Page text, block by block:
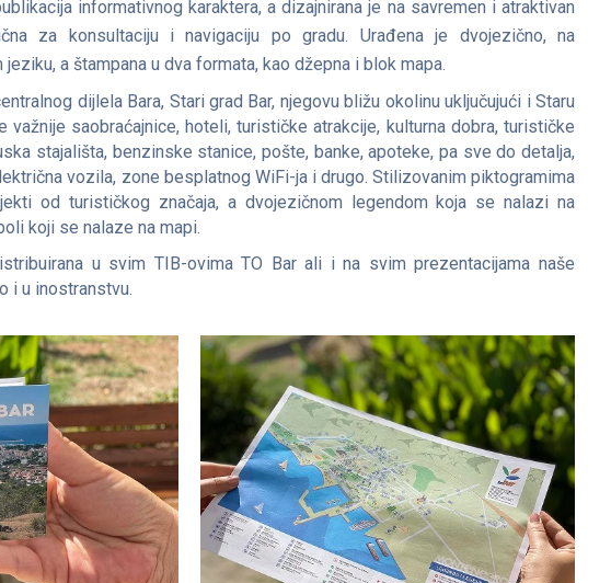
informativnog karaktera, a dizajnirana je na savremen i atraktivan
za konsultaciju i navigaciju po gradu. Urađena je dvojezično, na
a štampana u dva formata, kao džepna i blok mapa.
dijlela Bara, Stari grad Bar, njegovu bližu okolinu uključujući i Staru
važnije saobraćajnice, hoteli, turističke atrakcije, kulturna dobra, turističke
stajališta, benzinske stanice, pošte, banke, apoteke, pa sve do detalja,
vozila, zone besplatnog WiFi-ja i drugo. Stilizovanim piktogramima
od turističkog značaja, a dvojezičnom legendom koja se nalazi na
koji se nalaze na mapi.
u svim TIB-ovima TO Bar ali i na svim prezentacijama naše
i u inostranstvu.